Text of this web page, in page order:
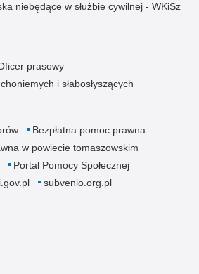
niebędące w służbie cywilnej - WKiSz
prasowy
i słabosłyszących
Bezpłatna pomoc prawna
w powiecie tomaszowskim
Portal Pomocy Społecznej
subvenio.org.pl